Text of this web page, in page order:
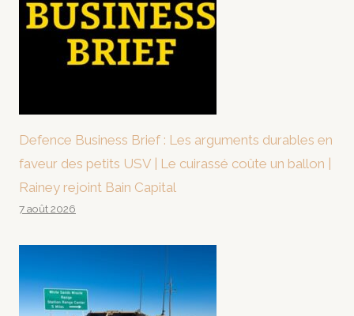
Defence Business Brief : Les arguments durables en
faveur des petits USV | Le cuirassé coûte un ballon |
Rainey rejoint Bain Capital
7 août 2026